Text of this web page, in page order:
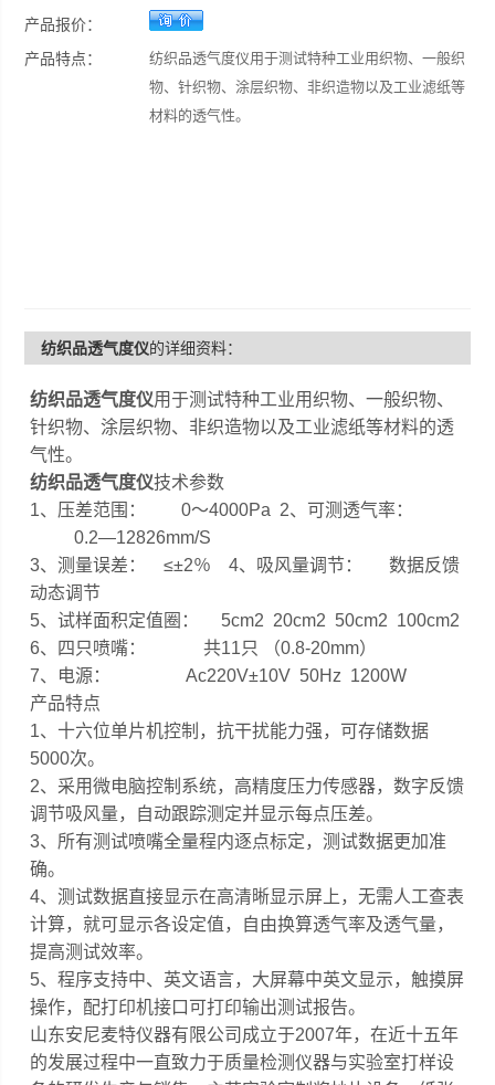
产品报价：
产品特点：
纺织品透气度仪用于测试特种工业用织物、一般织
物、针织物、涂层织物、非织造物以及工业滤纸等
材料的透气性。
纺织品透气度仪的详细资料：
纺织品透气度仪用于测试特种工业用织物、一般织物、
针织物、涂层织物、非织造物以及工业滤纸等材料的透
气性。
纺织品透气度仪技术参数
1、压差范围： 0～4000Pa 2、可测透气率：
0.2—12826mm/S
3、测量误差： ≤±2％ 4、吸风量调节： 数据反馈
动态调节
5、试样面积定值圈： 5cm2 20cm2 50cm2 100cm2
6、四只喷嘴： 共11只 （0.8-20mm）
7、电源： Ac220V±10V 50Hz 1200W
产品特点
1、十六位单片机控制，抗干扰能力强，可存储数据
5000次。
2、采用微电脑控制系统，高精度压力传感器，数字反馈
调节吸风量，自动跟踪测定并显示每点压差。
3、所有测试喷嘴全量程内逐点标定，测试数据更加准
确。
4、测试数据直接显示在高清晰显示屏上，无需人工查表
计算，就可显示各设定值，自由换算透气率及透气量，
提高测试效率。
5、程序支持中、英文语言，大屏幕中英文显示，触摸屏
操作，配打印机接口可打印输出测试报告。
山东安尼麦特仪器有限公司成立于2007年，在近十五年
的发展过程中一直致力于质量检测仪器与实验室打样设